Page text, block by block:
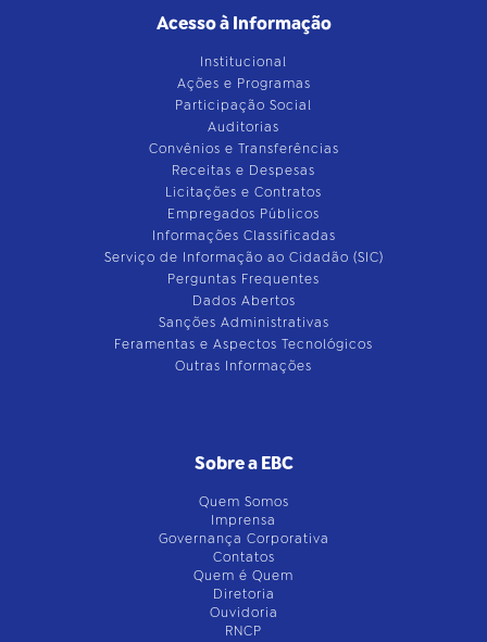
Acesso à Informação
Institucional
Ações e Programas
Participação Social
Auditorias
Convênios e Transferências
Receitas e Despesas
Licitações e Contratos
Empregados Públicos
Informações Classificadas
Serviço de Informação ao Cidadão (SIC)
Perguntas Frequentes
Dados Abertos
Sanções Administrativas
Feramentas e Aspectos Tecnológicos
Outras Informações
Sobre a EBC
Quem Somos
Imprensa
Governança Corporativa
Contatos
Quem é Quem
Diretoria
Ouvidoria
RNCP